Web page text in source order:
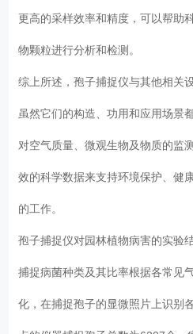
更高的采样效率和精度，可以帮助
物颗粒进行分析和检测。
综上所述，孢子捕捉仪与其他相关
虽然它们的构造、功用和应用场景
对空气质量、微观生物及物质的监
效的科学数据来支持环境保护、健
的工作。
孢子捕捉仪对园林植物病害的实验
捕捉病菌种类及其比率根据各常见
化，在捕捉孢子的显微照片上识别